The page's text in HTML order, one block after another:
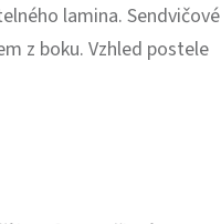
lamina. Sendvičové
z boku. Vzhled postele